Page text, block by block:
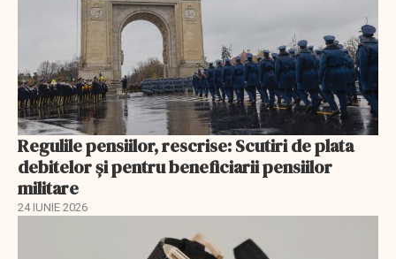
Regulile pensiilor, rescrise: Scutiri de plata
debitelor și pentru beneficiarii pensiilor
militare
24 IUNIE 2026